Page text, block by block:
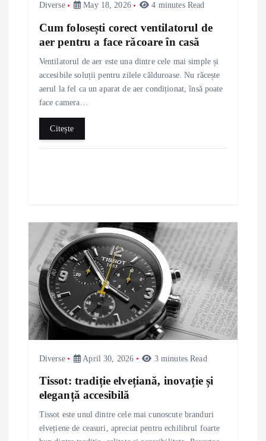
Diverse May 18, 2026 4 minutes Read
Cum folosești corect ventilatorul de
aer pentru a face răcoare în casă
Ventilatorul de aer este una dintre cele mai simple și
accesibile soluții pentru zilele călduroase. Nu răcește
aerul la fel ca un aparat de aer condiționat, însă poate
face camera…
Citește
Diverse April 30, 2026 3 minutes Read
Tissot: tradiție elvețiană, inovație și
eleganță accesibilă
Tissot este unul dintre cele mai cunoscute branduri
elvețiene de ceasuri, apreciat pentru echilibrul foarte